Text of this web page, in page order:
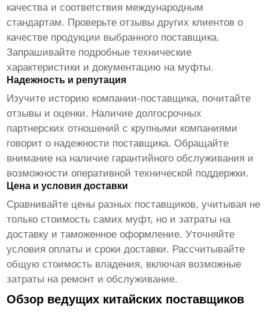
качества и соответствия международным
стандартам. Проверьте отзывы других клиентов о
качестве продукции выбранного поставщика.
Запрашивайте подробные технические
характеристики и документацию на муфты.
Надежность и репутация
Изучите историю компании-поставщика, почитайте
отзывы и оценки. Наличие долгосрочных
партнерских отношений с крупными компаниями
говорит о надежности поставщика. Обращайте
внимание на наличие гарантийного обслуживания и
возможности оперативной технической поддержки.
Цена и условия доставки
Сравнивайте цены разных поставщиков, учитывая не
только стоимость самих муфт, но и затраты на
доставку и таможенное оформление. Уточняйте
условия оплаты и сроки доставки. Рассчитывайте
общую стоимость владения, включая возможные
затраты на ремонт и обслуживание.
Обзор ведущих китайских поставщиков